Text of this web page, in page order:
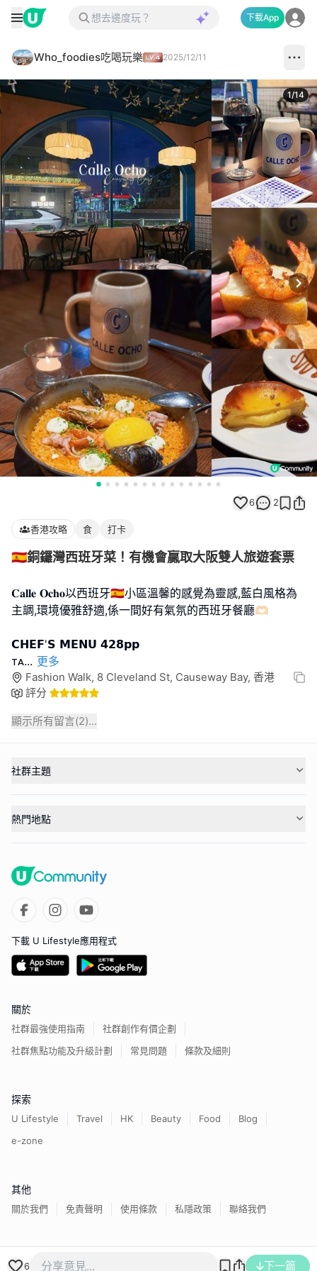
下載App
Who_foodies吃喝玩樂 2025/12/11
1/14
6 2
香港攻略 食 打卡
🇪🇸銅鑼灣西班牙菜！有機會贏取大阪雙人旅遊套票
𝐂𝐚𝐥𝐥𝐞 𝐎𝐜𝐡𝐨以西班牙🇪🇸小區溫馨的感覺為靈感,藍白風格為
主調,環境優雅舒適,係一間好有氣氛的西班牙餐廳🫶🏻
𝗖𝗛𝗘𝗙'𝗦 𝗠𝗘𝗡𝗨 𝟰𝟮𝟴𝗽𝗽
ᴛᴀ... 更多
Fashion Walk, 8 Cleveland St, Causeway Bay, 香港
評分
顯示所有留言(2)...
6 下一篇
社群主題
熱門地點
下載 U Lifestyle應用程式
關於
社群最強使用指南
社群創作有價企劃
社群焦點功能及升級計劃
常見問題 條款及細則
探索
U Lifestyle Travel HK Beauty Food
Blog
e-zone
其他
關於我們 免責聲明 使用條款 私隱政策 聯絡我們
香港經濟日報版權所有©